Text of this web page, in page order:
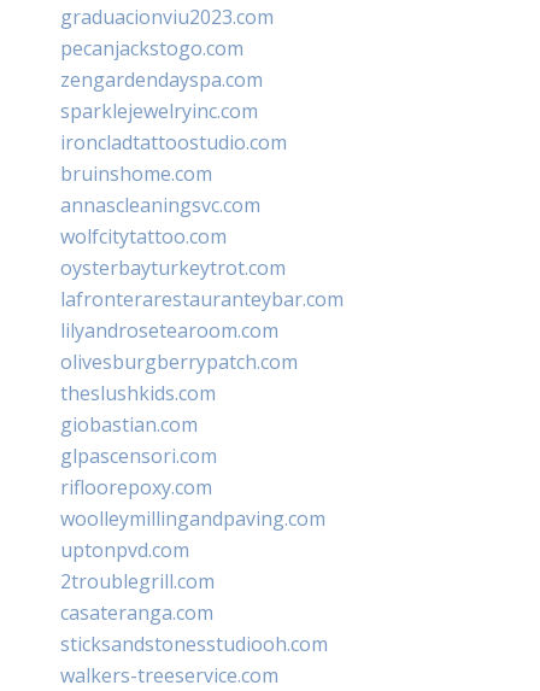
graduacionviu2023.com
pecanjackstogo.com
zengardendayspa.com
sparklejewelryinc.com
ironcladtattoostudio.com
bruinshome.com
annascleaningsvc.com
wolfcitytattoo.com
oysterbayturkeytrot.com
lafronterarestauranteybar.com
lilyandrosetearoom.com
olivesburgberrypatch.com
theslushkids.com
giobastian.com
glpascensori.com
rifloorepoxy.com
woolleymillingandpaving.com
uptonpvd.com
2troublegrill.com
casateranga.com
sticksandstonesstudiooh.com
walkers-treeservice.com